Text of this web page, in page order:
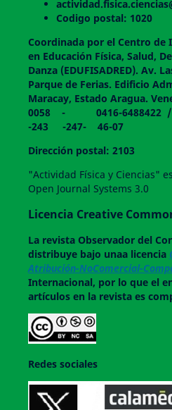
Codigo postal: 1020
Coordinada por el Centro de
en Educación Física, Salud,
Danza (EDUFISADRED). Av.
Parque de Ferias. Edificio
Maracay, Estado Aragua.
0058 - 0416-
-243 -247- 46-07
Dirección postal: 2103
"Actividad Física y Ciencias"
Open Journal Systems 3.0
Licencia Creative
La revistaObservador del
distribuye bajo unaa licencia
Atribución-NoComercial-
Internacional, por lo que el
artículos en la revista es
Redes sociales